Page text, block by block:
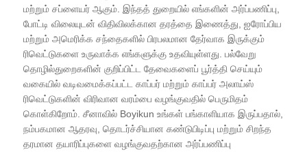
மற்றும் சப்ளையர் ஆகும். இந்தத் துறையில் எங்களின் அர்ப்பணிப்பு,
போட்டி விலையுடன் விதிவிலக்கான தரத்தை இணைத்து, ஐரோப்பிய
மற்றும் அமெரிக்க சந்தைகளில் பிரபலமான தேர்வாக இருக்கும்
ரிவெட்டுகளை உருவாக்க எங்களுக்கு உதவியுள்ளது. பல்வேறு
தொழில்துறைகளின் குறிப்பிட்ட தேவைகளைப் பூர்த்தி செய்யும்
வகையில் வடிவமைக்கப்பட்ட காப்பர் மற்றும் காப்பர் அலாய்ஸ்
ரிவெட்டுகளின் விரிவான வரம்பை வழங்குவதில் பெருமிதம்
கொள்கிறோம். சீனாவில் Boyikun உங்கள் பங்காளியாக இருப்பதால்,
நம்பகமான ஆதரவு, தொடர்ச்சியான கண்டுபிடிப்பு மற்றும் சிறந்த
தரமான தயாரிப்புகளை வழங்குவதற்கான அர்ப்பணிப்பு